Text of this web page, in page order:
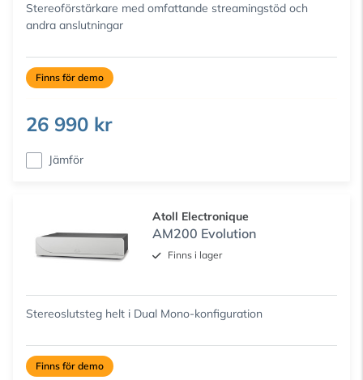
Stereoförstärkare med omfattande streamingstöd och
andra anslutningar
Finns för demo
26 990 kr
Jämför
Atoll Electronique
AM200 Evolution
Finns i lager
Stereoslutsteg helt i Dual Mono-konfiguration
Finns för demo